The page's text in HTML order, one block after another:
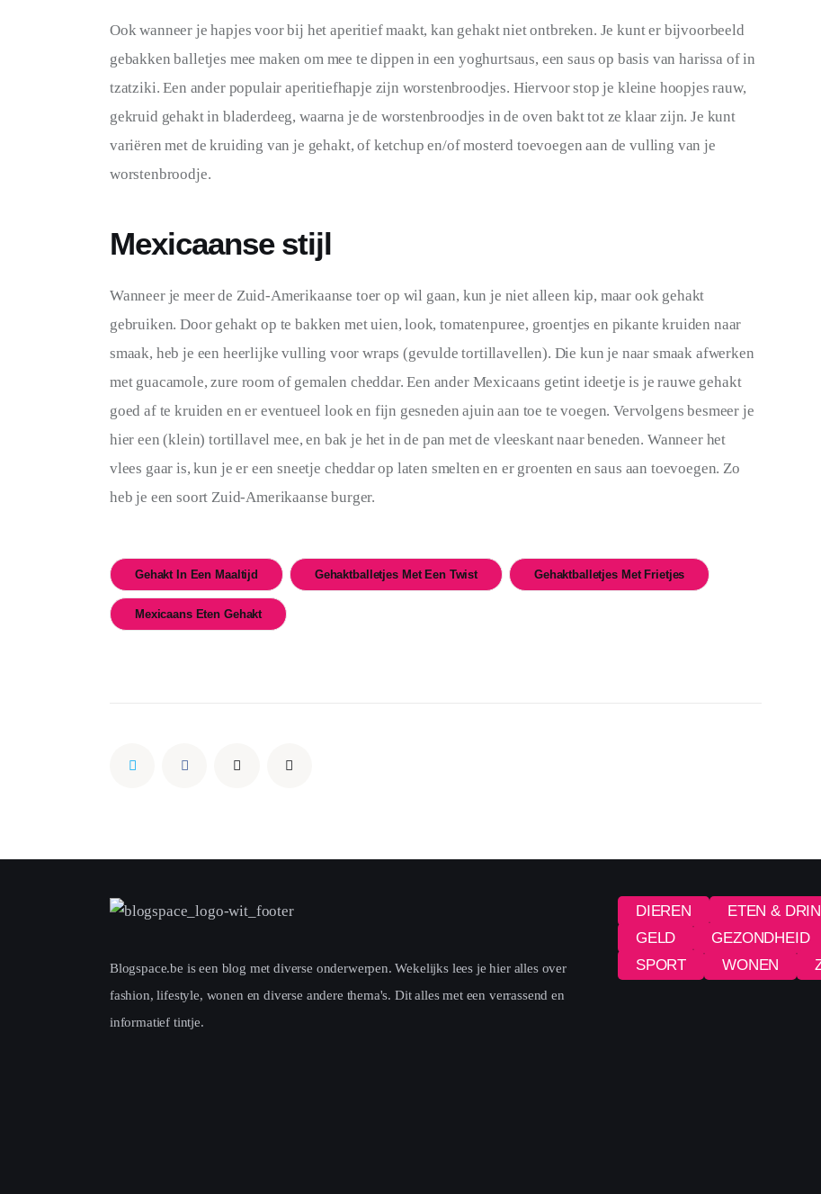
Ook wanneer je hapjes voor bij het aperitief maakt, kan gehakt niet ontbreken. Je kunt er bijvoorbeeld
gebakken balletjes mee maken om mee te dippen in een yoghurtsaus, een saus op basis van harissa of in
tzatziki. Een ander populair aperitiefhapje zijn worstenbroodjes. Hiervoor stop je kleine hoopjes rauw,
gekruid gehakt in bladerdeeg, waarna je de worstenbroodjes in de oven bakt tot ze klaar zijn. Je kunt
variëren met de kruiding van je gehakt, of ketchup en/of mosterd toevoegen aan de vulling van je
worstenbroodje.
Mexicaanse stijl
Wanneer je meer de Zuid-Amerikaanse toer op wil gaan, kun je niet alleen kip, maar ook gehakt
gebruiken. Door gehakt op te bakken met uien, look, tomatenpuree, groentjes en pikante kruiden naar
smaak, heb je een heerlijke vulling voor wraps (gevulde tortillavellen). Die kun je naar smaak afwerken
met guacamole, zure room of gemalen cheddar. Een ander Mexicaans getint ideetje is je rauwe gehakt
goed af te kruiden en er eventueel look en fijn gesneden ajuin aan toe te voegen. Vervolgens besmeer je
hier een (klein) tortillavel mee, en bak je het in de pan met de vleeskant naar beneden. Wanneer het
vlees gaar is, kun je er een sneetje cheddar op laten smelten en er groenten en saus aan toevoegen. Zo
heb je een soort Zuid-Amerikaanse burger.
Gehakt In Een Maaltijd Gehaktballetjes Met Een Twist Gehaktballetjes Met Frietjes
Mexicaans Eten Gehakt
Blogspace.be is een blog met diverse onderwerpen. Wekelijks lees je hier alles over
fashion, lifestyle, wonen en diverse andere thema's. Dit alles met een verrassend en
informatief tintje.
DIEREN ETEN &
GELD
GEZONDHEID
SPORT
WONEN